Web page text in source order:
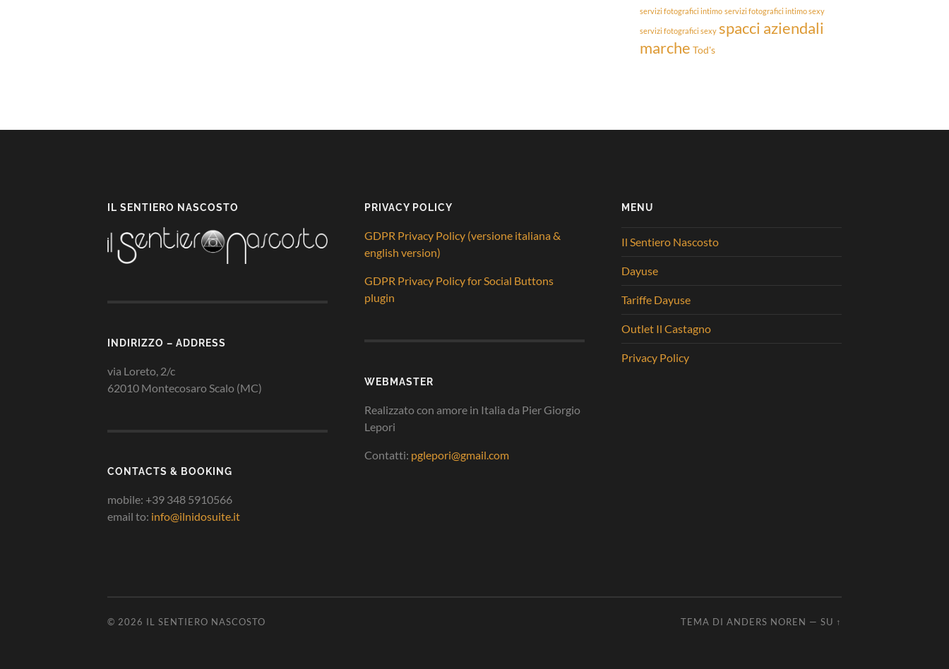
servizi fotografici intimo servizi fotografici intimo sexy
servizi fotografici sexy spacci aziendali
marche Tod's
IL SENTIERO NASCOSTO
INDIRIZZO – ADDRESS
via Loreto, 2/c
62010 Montecosaro Scalo (MC)
CONTACTS & BOOKING
mobile: +39 348 5910566
email to: info@ilnidosuite.it
PRIVACY POLICY
GDPR Privacy Policy (versione italiana &
english version)
GDPR Privacy Policy for Social Buttons
plugin
WEBMASTER
Realizzato con amore in Italia da Pier Giorgio
Lepori
Contatti: pglepori@gmail.com
MENU
Il Sentiero Nascosto
Dayuse
Tariffe Dayuse
Outlet Il Castagno
Privacy Policy
© 2026 IL SENTIERO NASCOSTO TEMA DI ANDERS NOREN — SU ↑